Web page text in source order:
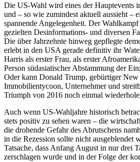
Die US-Wahl wird eines der Hauptevents
und – so wie zumindest aktuell aussieht –
spannende Angelegenheit. Der
gezielten Desinformations- und diversen
Die über Jahrzehnte hinweg gepflegte
erlebt in den USA gerade definitiv ihr
Harris als erster Frau, als erster
Person südasiatischer Abstammung der
Oder kann Donald Trump, gebürtiger New
Immobilientycoon, Unternehmer und
Triumph von 2016 noch einmal
Auch wenn US-Wahljahre historisch
stets positiv zu sehen waren – die
die drohende Gefahr des Abrutschens
in die Rezession sollte nicht ausgeblendet
Tatsache, dass Anfang August in nur drei
zerschlagen wurde und in der Folge der